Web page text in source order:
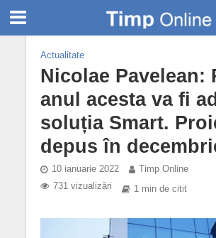
Actualitate
Nicolae Pavelean:
anul acesta va fi
soluția Smart.
depus în
10 ianuarie 2022
Timp Online
731 vizualizări
1 min de citit